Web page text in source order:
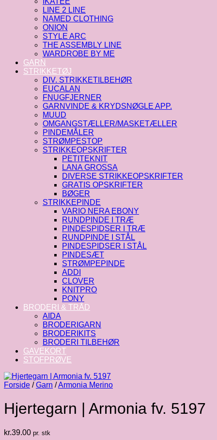
LINE 2 LINE
NAMED CLOTHING
ONION
STYLE ARC
THE ASSEMBLY LINE
WARDROBE BY ME
GARN
STRIKKETØJ
DIV. STRIKKETILBEHØR
EUCALAN
FNUGFJERNER
GARNVINDE & KRYDSNØGLE APP.
MUUD
OMGANGSTÆLLER/MASKETÆLLER
PINDEMÅLER
STRØMPESTOP
STRIKKEOPSKRIFTER
PETITEKNIT
LANA GROSSA
DIVERSE STRIKKEOPSKRIFTER
GRATIS OPSKRIFTER
BØGER
STRIKKEPINDE
VARIO NERA EBONY
RUNDPINDE I TRÆ
PINDESPIDSER I TRÆ
RUNDPINDE I STÅL
PINDESPIDSER I STÅL
PINDESÆT
STRØMPEPINDE
ADDI
CLOVER
KNITPRO
PONY
BRODERI & TRÅD
AIDA
BRODERIGARN
BRODERIKITS
BRODERI TILBEHØR
GAVEKORT
STOFPRØVE
Forside / Garn /Armonia Merino
Hjertegarn | Armonia fv. 5197
kr.39.00 pr. stk